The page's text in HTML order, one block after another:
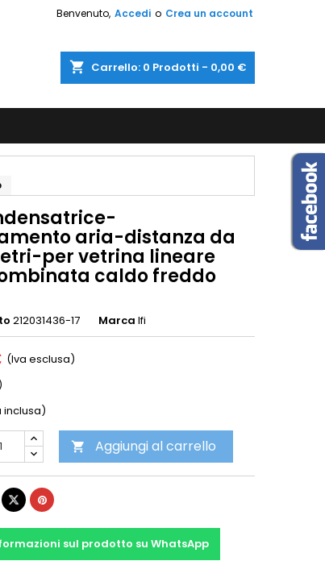
Benvenuto, Accedi o Crea un account
shopping_cart Carrello: 0 Prodotti - 0,00 €
aria-distanza da
per vetrina lineare
caldo freddo
212031436-17 Marca Ifi
(Iva esclusa)
inclusa)
 Aggiungi al carrello
sul prodotto su WhatsApp